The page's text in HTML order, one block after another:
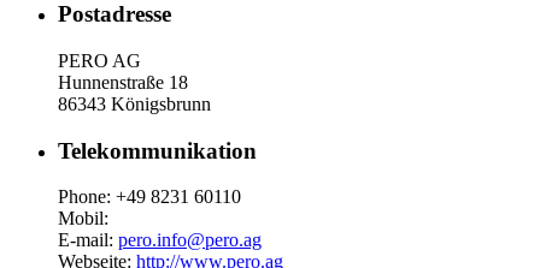
Postadresse
PERO AG
Hunnenstraße 18
86343 Königsbrunn
Telekommunikation
Phone: +49 8231 60110
Mobil:
E-mail: pero.info@pero.ag
Webseite: http://www.pero.ag